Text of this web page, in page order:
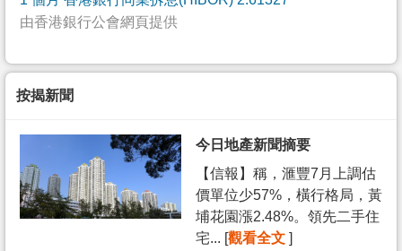
由香港銀行公會網頁提供
按揭新聞
今日地產新聞摘要
【信報】稱，滙豐7月上調估
價單位少57%，橫行格局，黃
埔花園漲2.48%。領先二手住
宅... [觀看全文 ]